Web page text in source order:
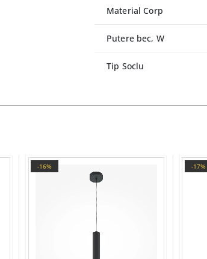
Material Corp
Putere bec, W
Tip Soclu
-16% -17%